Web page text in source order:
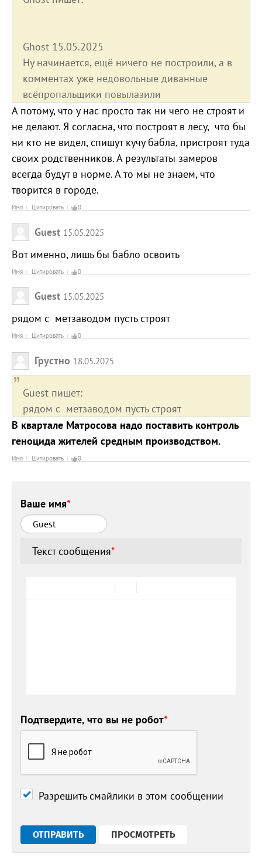
Ghost 15.05.2025
Ну начинается, ещё ничего не построили, а в
комментах уже недовольные диванные
всёпропальщики повылазили
А потому, что у нас просто так ни чего не строят и
не делают. Я согласна, что построят в лесу, что бы
ни кто не видел, спишут кучу бабла, пристроят туда
своих родственников. А результаты замеров
всегда будут в норме. А то мы не знаем, что
творится в городе.
Имя Цитировать 0
Guest 15.05.2025
Вот именно, лишь бы бабло освоить
Имя Цитировать 0
Guest 15.05.2025
рядом с метзаводом пусть строят
Имя Цитировать 0
Грустно 18.05.2025
Guest пишет:
рядом с метзаводом пусть строят
В квартале Матросова надо поставить контроль
геноцида жителей средным производством.
Имя Цитировать 0
Ваше имя*
Текст сообщения*
Подтвердите, что вы не робот*
Разрешить смайлики в этом сообщении